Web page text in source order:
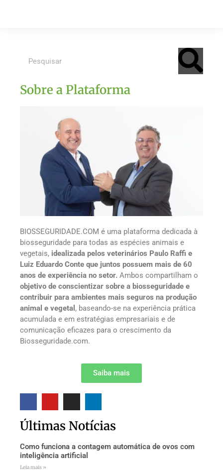
Sobre a Plataforma
BIOSSEGURIDADE.COM é uma plataforma dedicada à
biosseguridade para todas as espécies animais e
vegetais, idealizada pelos veterinários Paulo Raffi e
Luiz Eduardo Conte que juntos possuem mais de 60
anos de experiência no setor. Ambos compartilham o
objetivo de conscientizar sobre a biosseguridade e
contribuir para ambientes mais seguros na produção
animal e vegetal , baseando-se na experiência prática
acumulada e em estratégias empresariais e de
comunicação eficazes para o crescimento da
Biosseguridade.com.
Saiba mais
Últimas Notícias
Como funciona a contagem automática de ovos com
inteligência artificial
Leia mais »